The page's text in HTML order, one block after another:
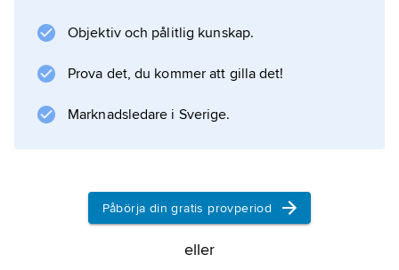
Objektiv och pålitlig kunskap.
Prova det, du kommer att gilla det!
Marknadsledare i Sverige.
Påbörja din gratis provperiod
eller